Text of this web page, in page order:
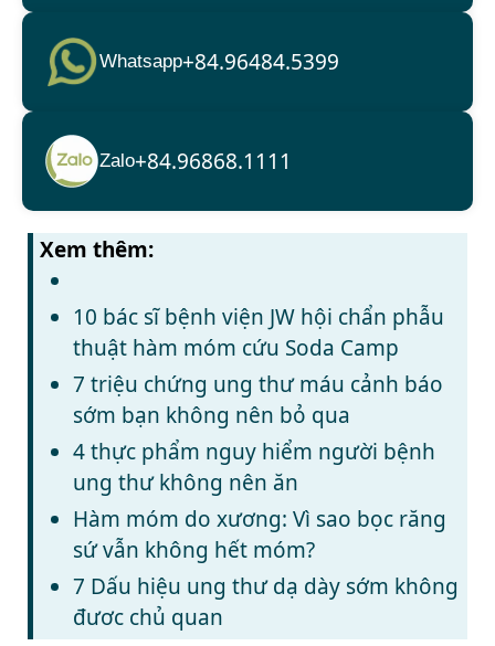
Whatsapp+84.96484.5399
Zalo+84.96868.1111
Xem thêm:
10 bác sĩ bệnh viện JW hội chẩn phẫu
thuật hàm móm cứu Soda Camp
7 triệu chứng ung thư máu cảnh báo
sớm bạn không nên bỏ qua
4 thực phẩm nguy hiểm người bệnh
ung thư không nên ăn
Hàm móm do xương: Vì sao bọc răng
sứ vẫn không hết móm?
7 Dấu hiệu ung thư dạ dày sớm không
đươc chủ quan